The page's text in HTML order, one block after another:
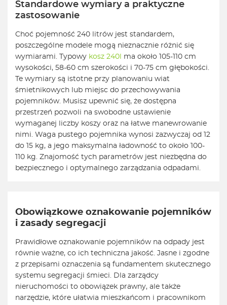
Standardowe wymiary a praktyczne
zastosowanie
Choć pojemność 240 litrów jest standardem,
poszczególne modele mogą nieznacznie różnić się
wymiarami. Typowy kosz 240l
ma około 105-110 cm
wysokości, 58-60 cm szerokości i 70-75 cm głębokości.
Te wymiary są istotne przy planowaniu wiat
śmietnikowych lub miejsc do przechowywania
pojemników. Musisz upewnić się, że dostępna
przestrzeń pozwoli na swobodne ustawienie
wymaganej liczby koszy oraz na łatwe manewrowanie
nimi. Waga pustego pojemnika wynosi zazwyczaj od 12
do 15 kg, a jego maksymalna ładowność to około 100-
110 kg. Znajomość tych parametrów jest niezbędna do
bezpiecznego i optymalnego zarządzania odpadami.
Obowiązkowe oznakowanie pojemników
i zasady segregacji
Prawidłowe oznakowanie pojemników na odpady jest
równie ważne, co ich techniczna jakość. Jasne i zgodne
z przepisami oznaczenia są fundamentem skutecznego
systemu segregacji śmieci. Dla zarządcy
nieruchomości to obowiązek prawny, ale także
narzędzie, które ułatwia mieszkańcom i pracownikom